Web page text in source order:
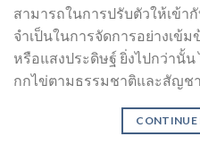
สามารถในการปรับตัวให้เข้
จำเป็นในการจัดการอย่างเ
หรือแสงประดิษฐ์ ยิ่งไปกว่านั้
กกไข่ตามธรรมชาติและสัญช
CONTINUE